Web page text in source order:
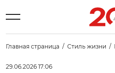
Главная страница Стиль жизни
29.06.2026 17:06